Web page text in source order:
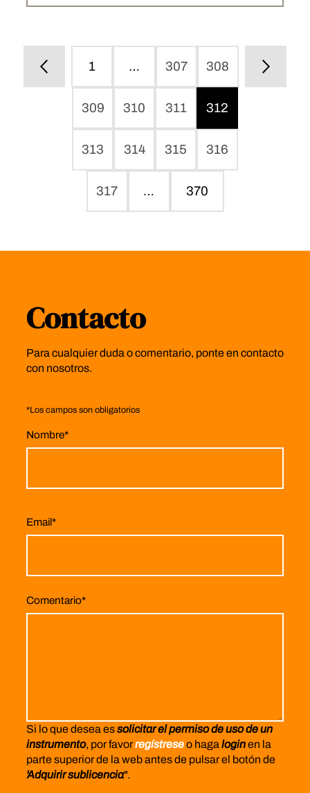
1 … 307 308
309 310 311 312
313 314 315 316
317 … 370
Contacto
Para cualquier duda o comentario, ponte en contacto
con nosotros.
*Los campos son obligatorios
Nombre*
Email*
Comentario*
Si lo que desea essolicitar el permiso de uso de un
instrumento, por favorregístreseo haga loginen la
parte superior de la web antes de pulsar el botón de
'Adquirir sublicencia".